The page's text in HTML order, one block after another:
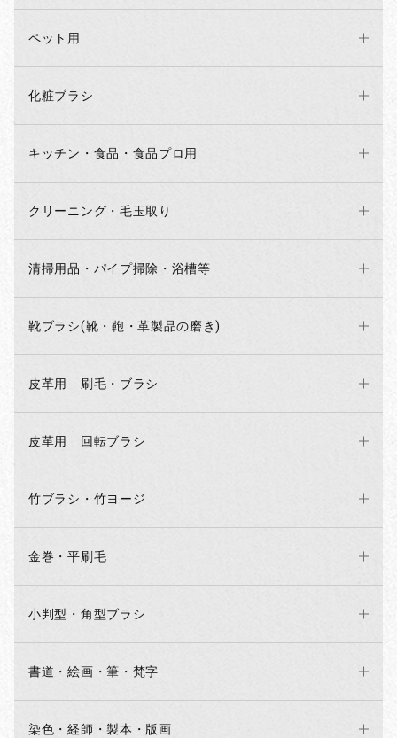
ペット用
化粧ブラシ
キッチン・食品・食品プロ用
クリーニング・毛玉取り
清掃用品・パイプ掃除・浴槽等
靴ブラシ(靴・鞄・革製品の磨き)
皮革用 刷毛・ブラシ
皮革用 回転ブラシ
竹ブラシ・竹ヨージ
金巻・平刷毛
小判型・角型ブラシ
書道・絵画・筆・梵字
染色・経師・製本・版画